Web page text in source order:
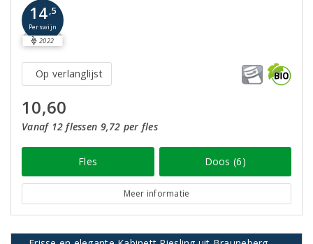
14,5
Perswijn
2022
Op verlanglijst
10,60
Vanaf 12 flessen 9,72 per fles
Fles Doos (6)
Meer informatie